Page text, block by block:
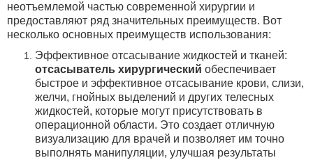
неотъемлемой частью современной хирургии и
предоставляют ряд значительных преимуществ. Вот
несколько основных преимуществ использования:
Эффективное отсасывание жидкостей и тканей:
отсасыватель хирургический обеспечивает
быстрое и эффективное отсасывание крови, слизи,
желчи, гнойных выделений и других телесных
жидкостей, которые могут присутствовать в
операционной области. Это создает отличную
визуализацию для врачей и позволяет им точно
выполнять манипуляции, улучшая результаты